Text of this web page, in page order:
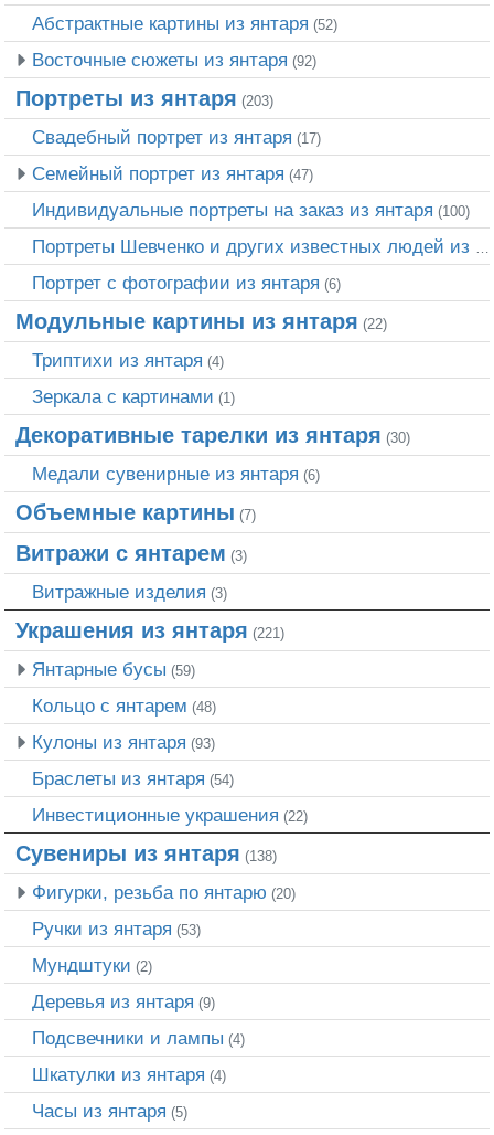
Абстрактные картины из янтаря (52)
Восточные сюжеты из янтаря (92)
Портреты из янтаря (203)
Свадебный портрет из янтаря (17)
Семейный портрет из янтаря (47)
Индивидуальные портреты на заказ из янтаря (100)
Портреты Шевченко и других известных людей из янтаря
Портрет c фотографии из янтаря (6)
Модульные картины из янтаря (22)
Триптихи из янтаря (4)
Зеркала с картинами (1)
Декоративные тарелки из янтаря (30)
Медали сувенирные из янтаря (6)
Объемные картины (7)
Витражи с янтарем (3)
Витражные изделия (3)
Украшения из янтаря (221)
Янтарные бусы (59)
Кольцо с янтарем (48)
Кулоны из янтаря (93)
Браслеты из янтаря (54)
Инвестиционные украшения (22)
Сувениры из янтаря (138)
Фигурки, резьба по янтарю (20)
Ручки из янтаря (53)
Мундштуки (2)
Деревья из янтаря (9)
Подсвечники и лампы (4)
Шкатулки из янтаря (4)
Часы из янтаря (5)